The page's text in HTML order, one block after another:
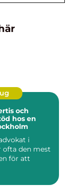
och
hos en
i
ofta den mest
för att